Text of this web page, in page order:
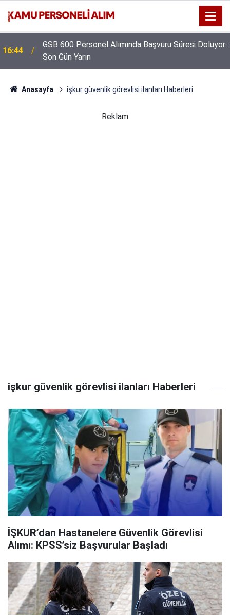
16:44
GSB 600 Personel Alımında Başvuru Süresi Doluyor:
Son Gün Yarın
Anasayfa işkur güvenlik görevlisi ilanları Haberleri
Reklam
işkur güvenlik görevlisi ilanları Haberleri
İŞKUR’dan Hastanelere Güvenlik Görevlisi
Alımı: KPSS’siz Başvurular Başladı